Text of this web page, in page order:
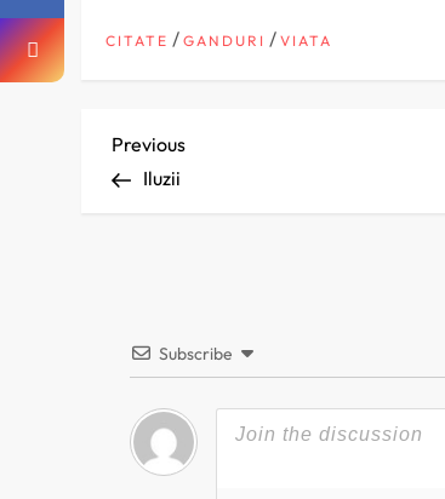
CITATE /GANDURI /VIATA
N
g
a
Previous
Post
Previous
Iluzii
Subscribe